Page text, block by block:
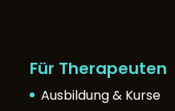
Für Therapeuten
Ausbildung & Kurse